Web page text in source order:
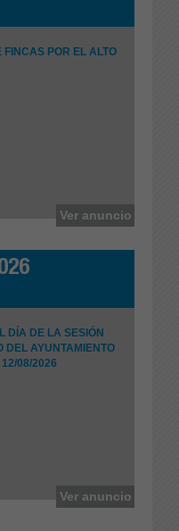
POR EL ALTO
Ver anuncio
DÍA DE LA SESIÓN
DEL AYUNTAMIENTO
08/2026
Ver anuncio